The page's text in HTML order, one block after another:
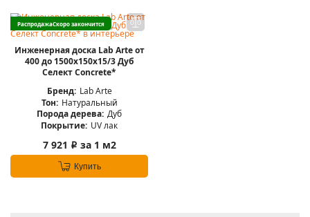
РаспродажаСкоро закончится
Инженерная доска Lab Arte от
400 до 1500х150х15/3 Дуб
Селект Concrete*
Бренд: Lab Arte
Тон: Натуральный
Порода дерева: Дуб
Покрытие: UV лак
7 921 i за 1 м2
Купить